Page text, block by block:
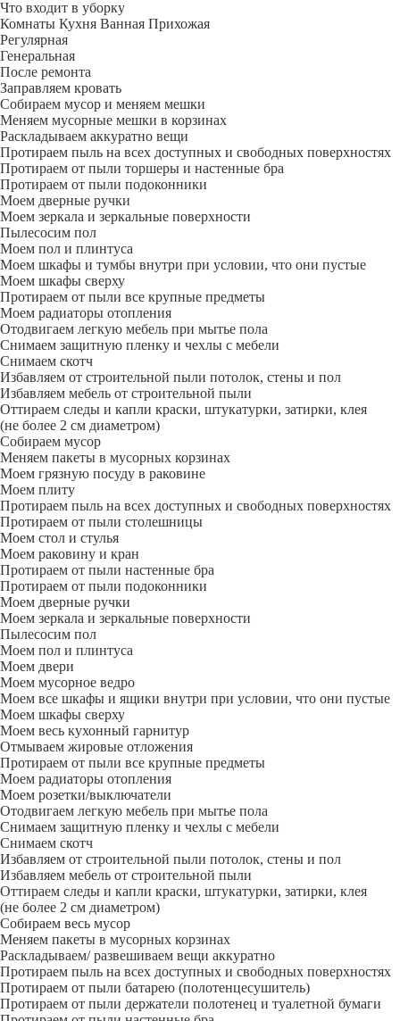
Что входит в уборку
Регу­лярная
Гене­ральная
После ремонта
Заправляем кровать
Собираем мусор и меняем мешки
Меняем мусорные мешки в корзинах
Раскладываем аккуратно вещи
Протираем пыль на всех доступных и свободных поверхностях
Протираем от пыли торшеры и настенные бра
Протираем от пыли подоконники
Моем дверные ручки
Моем зеркала и зеркальные поверхности
Пылесосим пол
Моем пол и плинтуса
Моем шкафы и тумбы внутри при условии, что они пустые
Моем шкафы сверху
Протираем от пыли все крупные предметы
Моем радиаторы отопления
Отодвигаем легкую мебель при мытье пола
Снимаем защитную пленку и чехлы с мебели
Снимаем скотч
Избавляем от строительной пыли потолок, стены и пол
Избавляем мебель от строительной пыли
Оттираем следы и капли краски, штукатурки, затирки, клея
(не более 2 см диаметром)
Собираем мусор
Меняем пакеты в мусорных корзинах
Моем грязную посуду в раковине
Моем плиту
Протираем пыль на всех доступных и свободных поверхностях
Протираем от пыли столешницы
Моем стол и стулья
Моем раковину и кран
Протираем от пыли настенные бра
Протираем от пыли подоконники
Моем дверные ручки
Моем зеркала и зеркальные поверхности
Пылесосим пол
Моем пол и плинтуса
Моем двери
Моем мусорное ведро
Моем все шкафы и ящики внутри при условии, что они пустые
Моем шкафы сверху
Моем весь кухонный гарнитур
Отмываем жировые отложения
Протираем от пыли все крупные предметы
Моем радиаторы отопления
Моем розетки/выключатели
Отодвигаем легкую мебель при мытье пола
Снимаем защитную пленку и чехлы с мебели
Снимаем скотч
Избавляем от строительной пыли потолок, стены и пол
Избавляем мебель от строительной пыли
Оттираем следы и капли краски, штукатурки, затирки, клея
(не более 2 см диаметром)
Собираем весь мусор
Меняем пакеты в мусорных корзинах
Раскладываем/ развешиваем вещи аккуратно
Протираем пыль на всех доступных и свободных поверхностях
Протираем от пыли батарею (полотенцесушитель)
Протираем от пыли держатели полотенец и туалетной бумаги